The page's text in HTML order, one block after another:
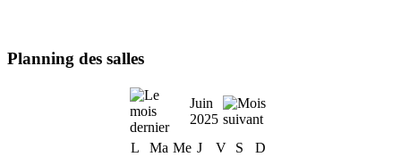
Planning des salles
Juin
2025
L
Ma Me J V S
D